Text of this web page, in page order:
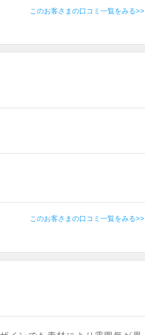
このお客さまの口コミ一覧をみる>>
このお客さまの口コミ一覧をみる>>